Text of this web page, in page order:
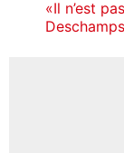
«Il n’est